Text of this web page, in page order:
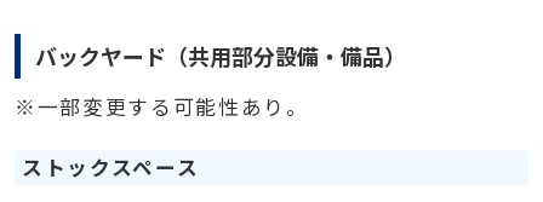
バックヤード（共用部分設備・備品）
※一部変更する可能性あり。
ストックスペース